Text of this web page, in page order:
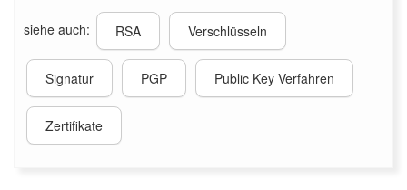
siehe auch: RSA Verschlüsseln
Signatur PGP Public Key Verfahren
Zertifikate